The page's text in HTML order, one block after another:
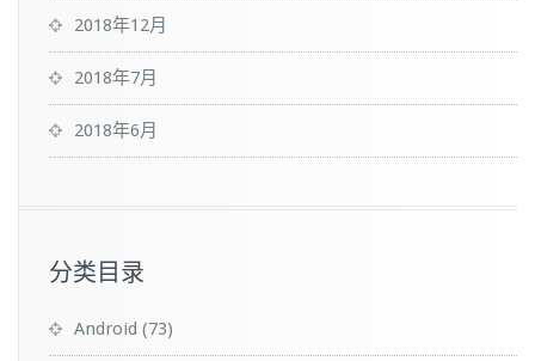
2018年12月
2018年7月
2018年6月
分类目录
Android (73)